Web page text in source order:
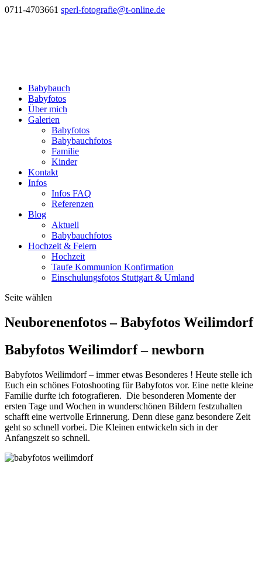
0711-4703661 sperl-fotografie@t-online.de
Babybauch
Babyfotos
Über mich
Galerien
Babyfotos
Babybauchfotos
Familie
Kinder
Kontakt
Infos
Infos FAQ
Referenzen
Blog
Aktuell
Babybauchfotos
Hochzeit & Feiern
Hochzeit
Taufe Kommunion Konfirmation
Einschulungsfotos Stuttgart & Umland
Seite wählen
Neuborenenfotos – Babyfotos Weilimdorf
Babyfotos Weilimdorf – newborn
Babyfotos Weilimdorf – immer etwas Besonderes ! Heute stelle ich
Euch ein schönes Fotoshooting für Babyfotos vor. Eine nette kleine
Familie durfte ich fotografieren. Die besonderen Momente der
ersten Tage und Wochen in wunderschönen Bildern festzuhalten
schafft eine wertvolle Erinnerung. Denn diese ganz besondere Zeit
geht so schnell vorbei. Die Kleinen entwickeln sich in der
Anfangszeit so schnell.